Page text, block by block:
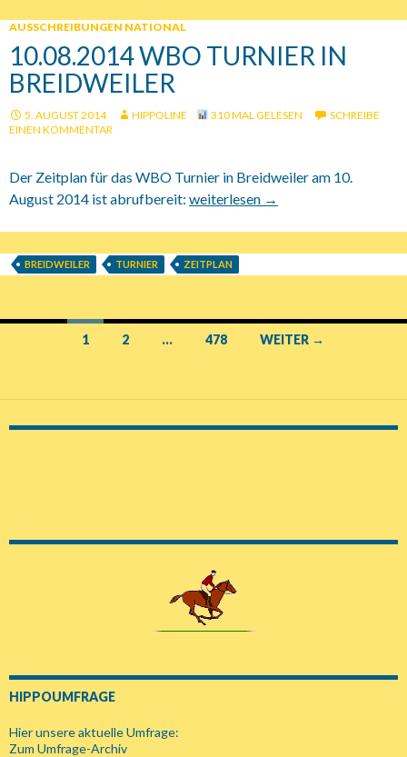
AUSSCHREIBUNGEN NATIONAL
10.08.2014 WBO TURNIER IN
BREIDWEILER
5. AUGUST 2014 HIPPOLINE 310 MAL GELESEN
SCHREIBE
EINEN KOMMENTAR
Der Zeitplan für das WBO Turnier in Breidweiler am 10.
August 2014 ist abrufbereit: 10.08.2014 WBO Turnier in
weiterlesen →
BREIDWEILER TURNIER ZEITPLAN
Navigation
1 2 … 478 WEITER →
HIPPOUMFRAGE
Hier unsere aktuelle Umfrage:
Zum Umfrage-Archiv